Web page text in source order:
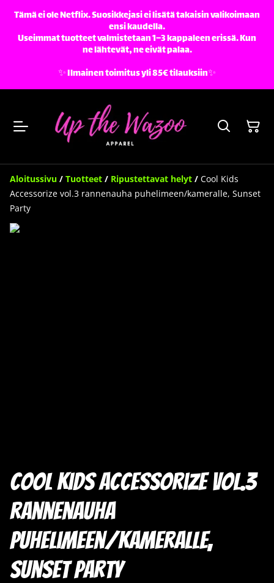
Tämä ei ole Netflix. Suosikkejasi ei lisätä takaisin valikoimaan
ensi kaudella.
Useimmat tuotteet valmistetaan 1–3 kappaleen erissä. Kun
ne lähtevät, ne eivät palaa.
✨️ Ilmainen toimitus yli 85€ tilauksiin✨️
Aloitussivu / Tuotteet / Ripustettavat helyt / Cool Kids
Accessorize vol.3 rannenauha puhelimeen/kameralle, Sunset
Party
Cool Kids Accessorize vol.3
rannenauha
puhelimeen/kameralle,
Sunset Party